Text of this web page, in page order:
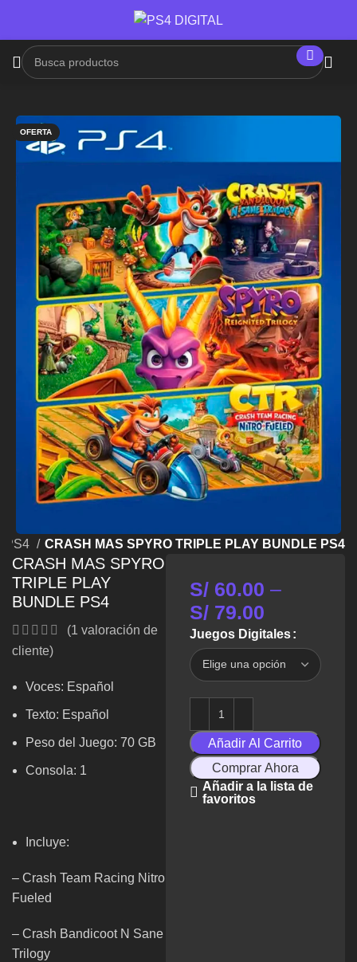
OFERTA
PS4 CRASH MAS SPYRO TRIPLE PLAY BUNDLE PS4
CRASH MAS SPYRO
TRIPLE PLAY
BUNDLE PS4
(1 valoración de
cliente)
Voces: Español
Texto: Español
Peso del Juego: 70 GB
Consola: 1
Incluye:
– Crash Team Racing Nitro
Fueled
– Crash Bandicoot N Sane
Trilogy
S/60.00 –
S/79.00
Juegos Digitales
Añadir Al Carrito
Comprar Ahora
Añadir a la lista de
favoritos